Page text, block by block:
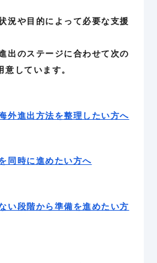
況や目的によって必要な支援
出のステージに合わせて次の
しています。
外進出方法を整理したい方へ
同時に進めたい方へ
い段階から準備を進めたい方